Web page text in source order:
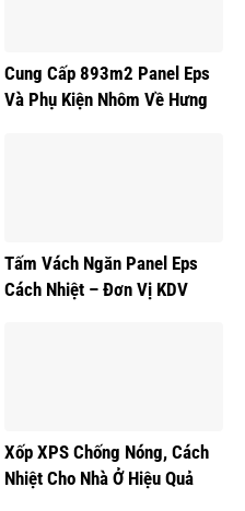
Cung Cấp 893m2 Panel Eps
Và Phụ Kiện Nhôm Về Hưng
Tấm Vách Ngăn Panel Eps
Cách Nhiệt – Đơn Vị KDV
Xốp XPS Chống Nóng, Cách
Nhiệt Cho Nhà Ở Hiệu Quả